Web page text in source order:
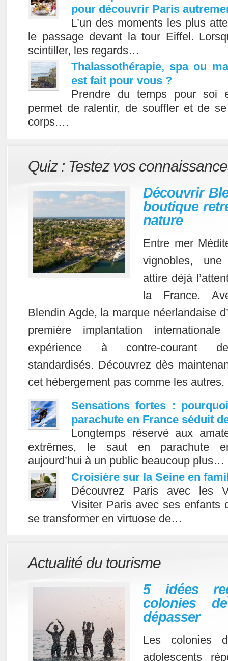
pour découvrir Paris
L’un des moments les plus
le passage devant la tour Eiffel.
scintiller, les regards…
Thalassothérapie, spa ou
est fait pour vous ?
Prendre du temps pour soi
permet de ralentir, de souffler et de
corps.…
Quiz : Testez vos
Découvrir
boutique
nature
Entre mer
vignobles,
attire déjà
la France.
Blendin Agde, la marque néerlandaise
première implantation
expérience à contre-courant
standardisés. Découvrez dès
cet hébergement pas comme les autres.
Sensations fortes :
parachute en France séduit
Longtemps réservé aux
extrêmes, le saut en parachute
aujourd’hui à un public beaucoup plus…
Croisière sur la Seine en
Découvrez Paris avec les
Visiter Paris avec ses enfants
se transformer en virtuose de…
Actualité du tourisme
5 idées
colonies
dépasser
Les colonies
adolescents